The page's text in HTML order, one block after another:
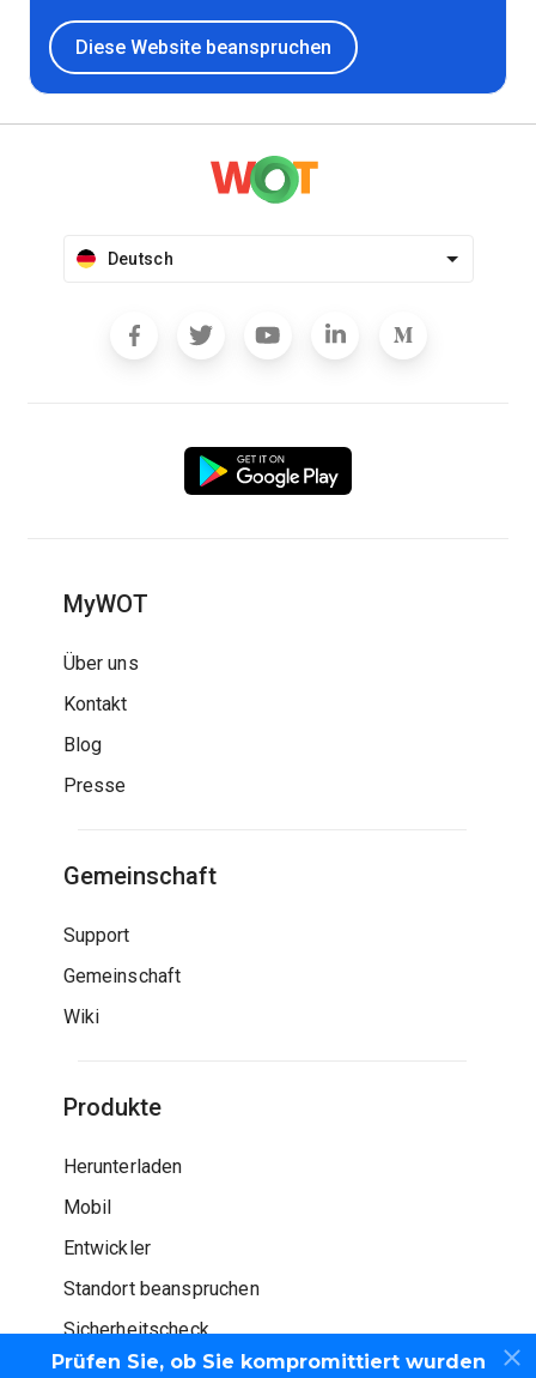
Prüfen Sie, ob Sie kompromittiert wurden
Diese Website beanspruchen
Deutsch
MyWOT
Über uns
Kontakt
Blog
Presse
Gemeinschaft
Support
Gemeinschaft
Wiki
Produkte
Herunterladen
Mobil
Entwickler
Standort beanspruchen
Sicherheitscheck